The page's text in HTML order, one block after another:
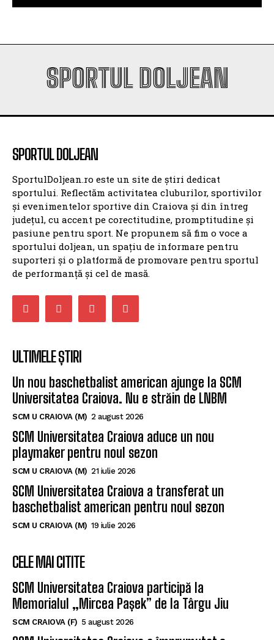
SPORTUL DOLJEAN
SPORTUL DOLJEAN
SportulDoljean.ro este un site de știri dedicat
sportului. Reflectăm activitatea cluburilor, sportivilor
și evenimentelor sportive din Craiova și din întreg
județul, cu accent pe corectitudine, promptitudine și
pasiune pentru sport. Ne propunem să fim o voce a
sportului doljean, un spațiu de informare pentru
suporteri și o platformă de promovare pentru sportul
de performanță și cel de masă.
ULTIMELE ȘTIRI
Un nou baschetbalist american ajunge la SCM
Universitatea Craiova. Nu e străin de LNBM
SCM U CRAIOVA (M) 2 august 2026
SCM Universitatea Craiova aduce un nou
playmaker pentru noul sezon
SCM U CRAIOVA (M)
SCM Universitatea Craiova a transferat un
baschetbalist american pentru noul sezon
SCM U CRAIOVA (M)
CELE MAI CITITE
SCM Universitatea Craiova participă la
Memorialul „Mircea Pașek” de la Târgu Jiu
SCM CRAIOVA (F) 5 august 2026